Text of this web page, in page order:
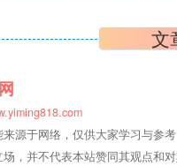
文
源于网络，仅供大家学习与参
，并不代表本站赞同其观点和对